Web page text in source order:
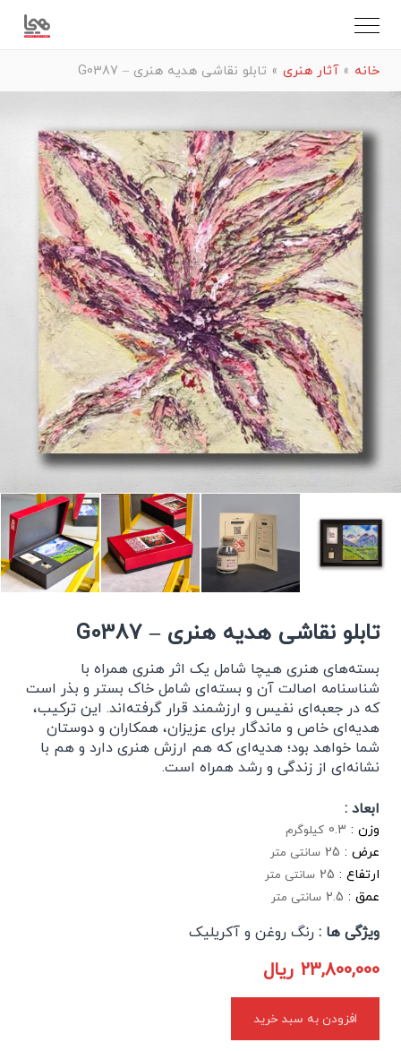
خانه »آثار هنری » تابلو نقاشی هدیه هنری – G0387
تابلو نقاشی هدیه هنری – G0387
بسته‌های هنری هیچا شامل یک اثر هنری همراه با
شناسنامه اصالت آن و بسته‌ای شامل خاک بستر و بذر است
که در جعبه‌ای نفیس و ارزشمند قرار گرفته‌اند. این ترکیب،
هدیه‌ای خاص و ماندگار برای عزیزان، همکاران و دوستان
شما خواهد بود؛ هدیه‌ای که هم ارزش هنری دارد و هم با
نشانه‌ای از زندگی و رشد همراه است.
ابعاد :
وزن : 0.3 کیلوگرم
عرض : 25 سانتی متر
ارتفاع : 25 سانتی متر
عمق : 2.5 سانتی متر
ویژگی ها : رنگ روغن و آکریلیک
23,800,000 ریال
افزودن به سبد خرید